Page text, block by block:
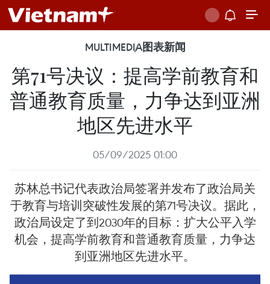
MULTIMEDIA图表新闻
第71号决议：提高学前教育和
普通教育质量，力争达到亚洲
地区先进水平
05/09/2025 01:00
苏林总书记代表政治局签署并发布了政治局关
于教育与培训突破性发展的第71号决议。据此，
政治局设定了到2030年的目标：扩大公平入学
机会，提高学前教育和普通教育质量，力争达
到亚洲地区先进水平。